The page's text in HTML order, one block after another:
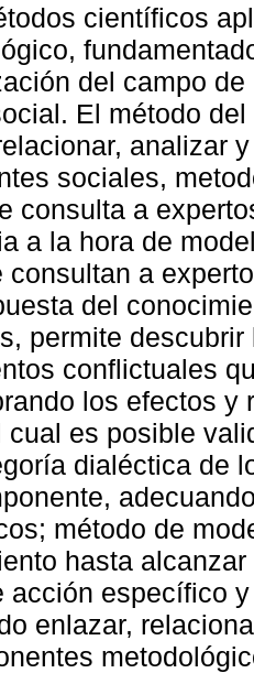
científicos
del campo
El método
analizar
sociales,
consulta a
a la hora de
consultan a
del
permite
conflictuales
los efectos y
cual es posible
dialéctica de
método de
hasta
acción específico
enlazar,